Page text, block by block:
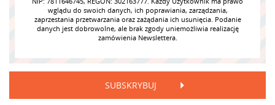
wglądu do swoich danych, ich poprawiania, zarządzania,
zaprzestania przetwarzania oraz zażądania ich usunięcia. Podanie
danych jest dobrowolne, ale brak zgody uniemożliwia realizację
zamówienia Newslettera.
SUBSKRYBUJ